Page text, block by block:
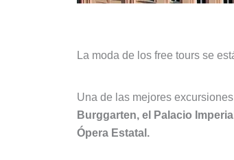
La moda de los free tours se
Una de las mejores
Burggarten, el Palacio
Ópera Estatal.